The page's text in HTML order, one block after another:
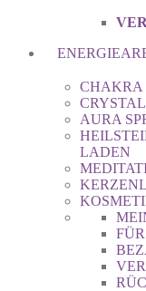
CHAKRA
AURA
LADEN